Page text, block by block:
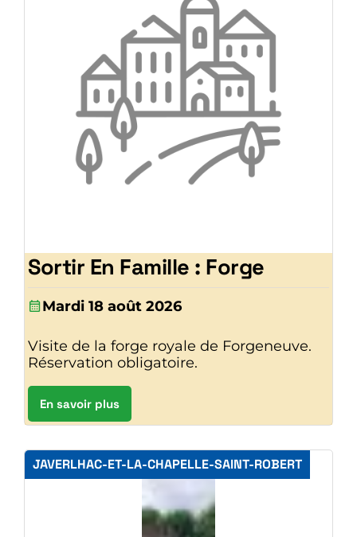
Sortir En Famille : Forge
Mardi 18 août 2026
Visite de la forge royale de Forgeneuve.
Réservation obligatoire.
En savoir plus
JAVERLHAC-ET-LA-CHAPELLE-SAINT-ROBERT